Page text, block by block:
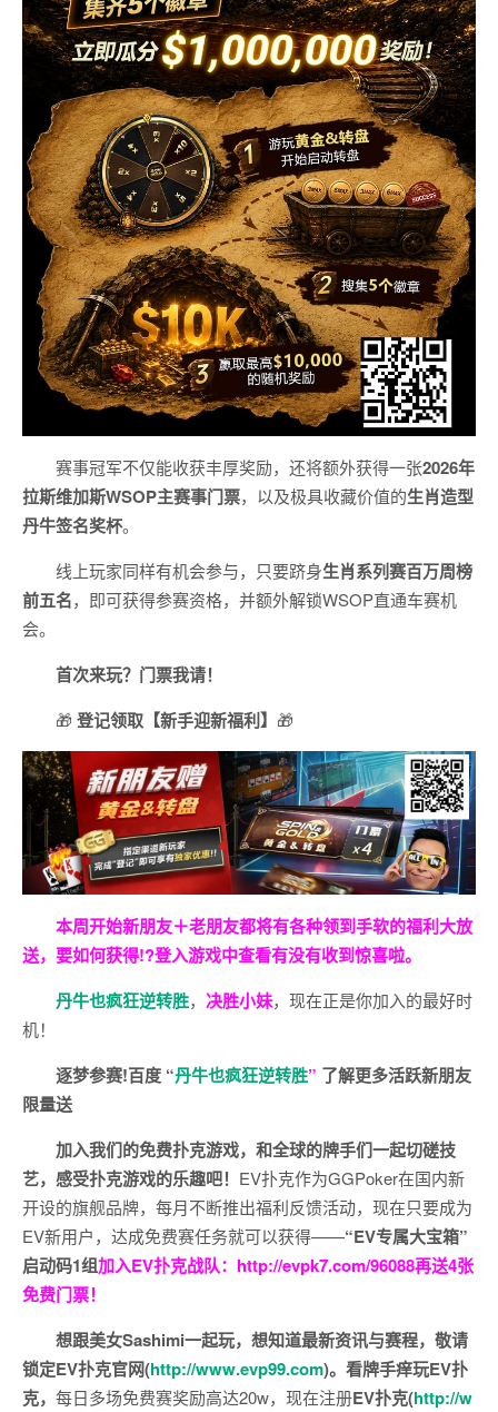
赛事冠军不仅能收获丰厚奖励，还将额外获得一张2026年
拉斯维加斯WSOP主赛事门票，以及极具收藏价值的生肖造型
丹牛签名奖杯。
线上玩家同样有机会参与，只要跻身生肖系列赛百万周榜
前五名，即可获得参赛资格，并额外解锁WSOP直通车赛机
会。
首次来玩？门票我请！
🎁 登记领取【新手迎新福利】 🎁
本周开始新朋友＋老朋友都将有各种领到手软的福利大放
送，要如何获得!?登入游戏中查看有没有收到惊喜啦。
丹牛也疯狂逆转胜， 决胜小妹，现在正是你加入的最好时
机！
逐梦参赛!百度 “丹牛也疯狂逆转胜” 了解更多活跃新朋友
限量送
加入我们的免费扑克游戏，和全球的牌手们一起切磋技
艺，感受扑克游戏的乐趣吧！ EV扑克作为GGPoker在国内新
开设的旗舰品牌，每月不断推出福利反馈活动，现在只要成为
EV新用户，达成免费赛任务就可以获得——“EV专属大宝箱”
启动码1组加入EV扑克战队： http://evpk7.com/96088再送4张
免费门票！
想跟美女Sashimi一起玩， 想知道最新资讯与赛程， 敬请
锁定EV扑克官网(http://www.evp99.com)。 看牌手痒玩EV扑
克， 每日多场免费赛奖励高达20w，现在注册EV扑克(http://w